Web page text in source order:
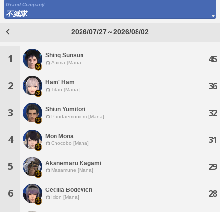
Grand Company
不滅隊
2026/07/27～2026/08/02
1 Shinq Sunsun
Anima [Mana] 45
2 Ham' Ham
Titan [Mana] 36
3 Shiun Yumitori
Pandaemonium [Mana] 32
4 Mon Mona
Chocobo [Mana] 31
5 Akanemaru Kagami
Masamune [Mana] 29
6 Cecilia Bodevich
Ixion [Mana] 28